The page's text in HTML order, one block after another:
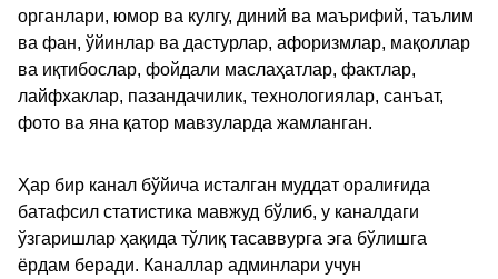
органлари, юмор ва кулгу, диний ва маърифий, таълим
ва фан, ўйинлар ва дастурлар, афоризмлар, мақоллар
ва иқтибослар, фойдали маслаҳатлар, фактлар,
лайфхаклар, пазандачилик, технологиялар, санъат,
фото ва яна қатор мавзуларда жамланган.
Ҳар бир канал бўйича исталган муддат оралиғида
батафсил статистика мавжуд бўлиб, у каналдаги
ўзгаришлар ҳақида тўлиқ тасаввурга эга бўлишга
ёрдам беради. Каналлар админлари учун